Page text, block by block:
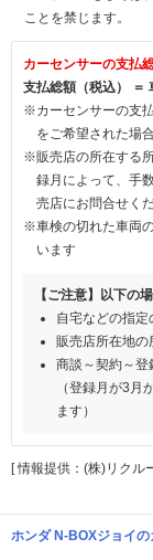
ことを禁じます。
カーセンサーの支払
支払総額（税込） ＝
※カーセンサーの支
をご希望された場
※販売店の所在する
録月によって、手
売店にお問合せく
※車検の切れた車両
います
【ご注意】以下の
自宅などの指
販売店所在地の
商談～契約～登
（登録月が3月
ます）
[ 情報提供：(株)リクル
ホンダ N-BOXジョイ